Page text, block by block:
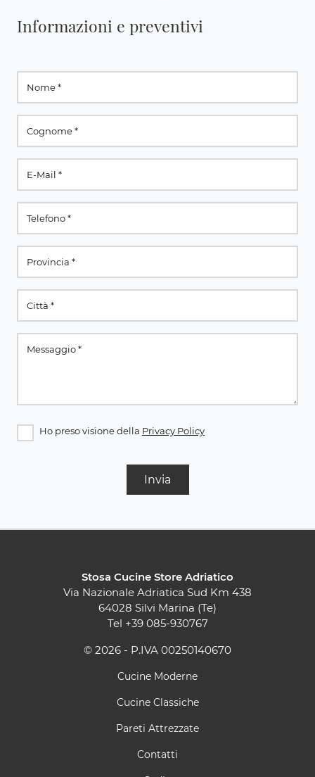
Informazioni e preventivi
Ho preso visione della Privacy Policy
Invia
Stosa Cucine Store Adriatico
Via Nazionale Adriatica Sud Km 438
64028 Silvi Marina (Te)
Tel +39 085-930767
© 2026 - P.IVA 00250140670
Cucine Moderne
Cucine Classiche
Pareti Attrezzate
Contatti